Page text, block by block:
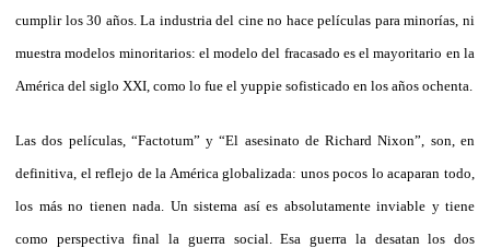
cumplir los 30 años. La industria del cine no hace películas para minorías, ni
muestra modelos minoritarios: el modelo del fracasado es el mayoritario en la
América del siglo XXI, como lo fue el yuppie sofisticado en los años ochenta.
Las dos películas, “Factotum” y “El asesinato de Richard Nixon”, son, en
definitiva, el reflejo de la América globalizada: unos pocos lo acaparan todo,
los más no tienen nada. Un sistema así es absolutamente inviable y tiene
como perspectiva final la guerra social. Esa guerra la desatan los dos